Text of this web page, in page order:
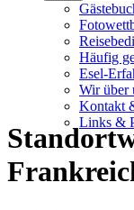
Häufig
Esel-
Wir über
Kontakt
Links &